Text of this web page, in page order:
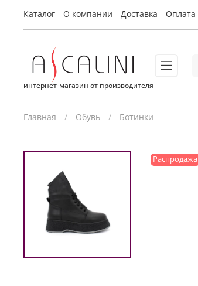
Каталог О компании Доставка Оплата
интернет-магазин от производителя
Главная Обувь Ботинки
Распродажа